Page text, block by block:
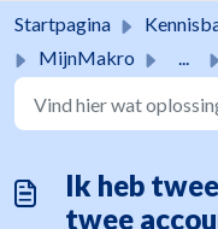
Startpagina
MijnMakro
...
Ik heb
twee